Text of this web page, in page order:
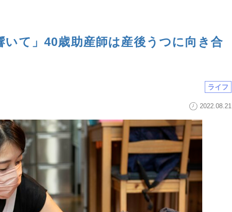
いて」40歳助産師は産後うつに向き合
ライフ
2022.08.21